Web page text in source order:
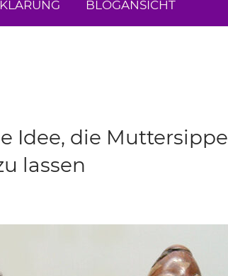
BLOGANSICHT
Idee, die Muttersippe
lassen